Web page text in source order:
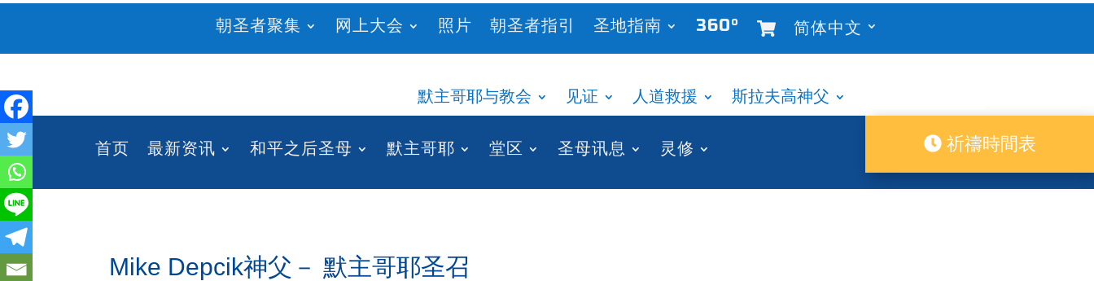
朝圣者聚集 网上大会 照片 朝圣者指引 圣地指南 360° 简体中文
默主哥耶与教会 见证 人道救援 斯拉夫高神父
首页 最新资讯 和平之后圣母 默主哥耶 堂区 圣母讯息 灵修 祈禱時間表
Mike Depcik神父－ 默主哥耶圣召